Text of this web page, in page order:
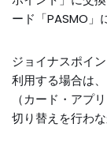
ード「PASMO」
ジョイナスポイ
利用する場合は
（カード・アプ
切り替えを行わ